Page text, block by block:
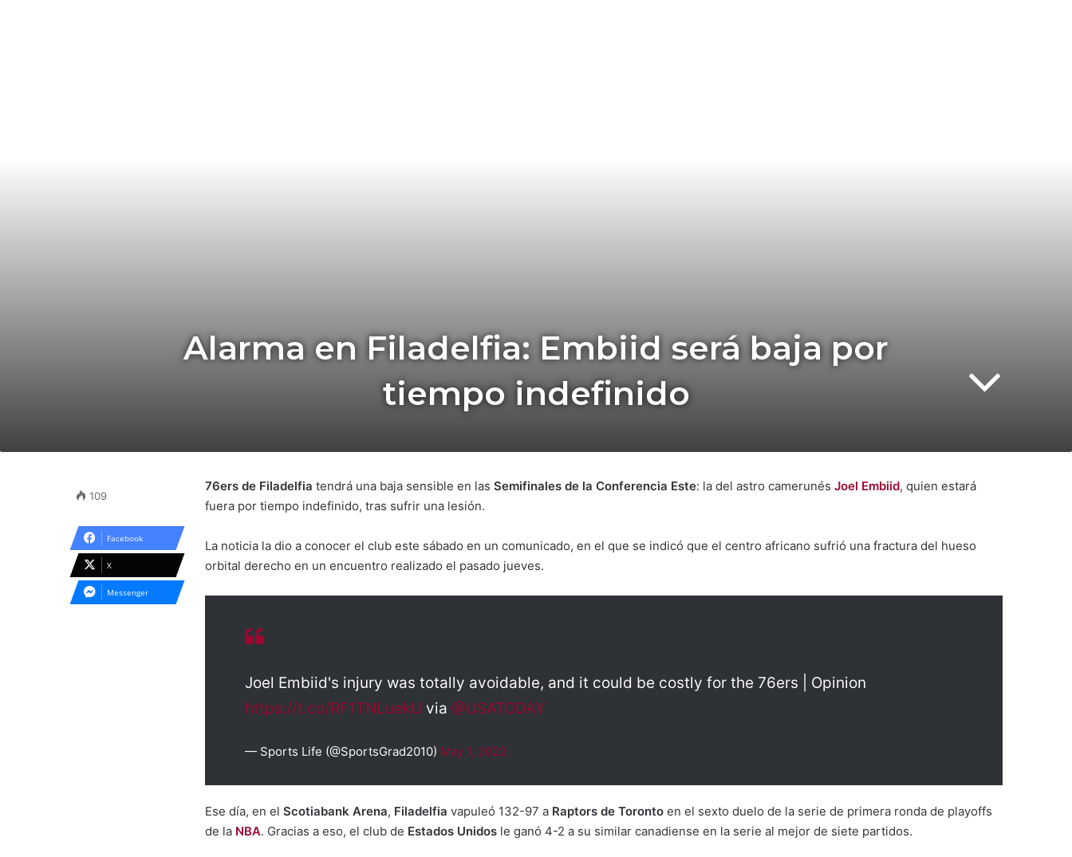
Alarma en Filadelfia: Embiid será baja por
tiempo indefinido
76ers de Filadelfia tendrá una baja sensible en las Semifinales de la Conferencia Este: la del astro camerunés Joel Embiid, quien estará
fuera por tiempo indefinido, tras sufrir una lesión.
La noticia la dio a conocer el club este sábado en un comunicado, en el que se indicó que el centro africano sufrió una fractura del hueso
orbital derecho en un encuentro realizado el pasado jueves.
Joel Embiid's injury was totally avoidable, and it could be costly for the 76ers | Opinion
https://t.co/RF1TNLuekU via @USATODAY
— Sports Life (@SportsGrad2010) May 1, 2022
Ese día, en el Scotiabank Arena, Filadelfia vapuleó 132-97 a Raptors de Toronto en el sexto duelo de la serie de primera ronda de playoffs
de la NBA. Gracias a eso, el club de Estados Unidos le ganó 4-2 a su similar canadiense en la serie al mejor de siete partidos.
109
Facebook
X
Messenger